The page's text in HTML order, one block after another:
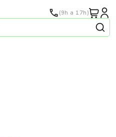
(9h a 17h)